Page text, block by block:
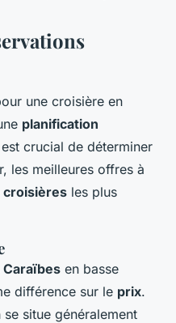
une croisière en
planification
crucial de déterminer
les meilleures offres à
croisières les plus
Caraïbes en basse
différence sur le prix.
situe généralement